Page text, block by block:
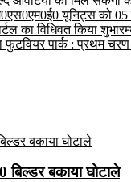
यूनिट्स को
का विधिवत किया
फुटवियर पार्क : प्रथम
बकाया घोटाले